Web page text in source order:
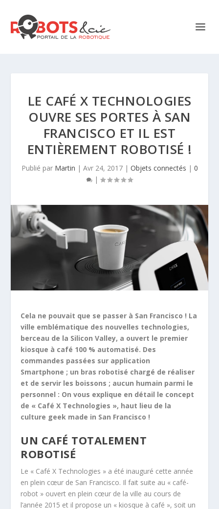
LE CAFÉ X TECHNOLOGIES
OUVRE SES PORTES À SAN
FRANCISCO ET IL EST
ENTIÈREMENT ROBOTISÉ !
Publié par Martin | Avr 24, 2017| Objets connectés | 0
|
Cela ne pouvait que se passer à San Francisco ! La
ville emblématique des nouvelles technologies,
berceau de la Silicon Valley, a ouvert le premier
kiosque à café 100 % automatisé. Des
commandes passées sur application
Smartphone ; un bras robotisé chargé de réaliser
et de servir les boissons ; aucun humain parmi le
personnel : On vous explique en détail le concept
de « Café X Technologies », haut lieu de la
culture geek made in San Francisco !
UN CAFÉ TOTALEMENT
ROBOTISÉ
Le « Café X Technologies » a été inauguré cette année
en plein cœur de San Francisco. Il fait suite au « café-
robot » ouvert en plein cœur de la ville au cours de
l’année 2015 et il propose un « kiosque à café », soit un